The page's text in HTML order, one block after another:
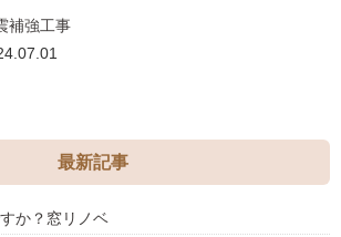
補強工事
最新記事
か？窓リノベ